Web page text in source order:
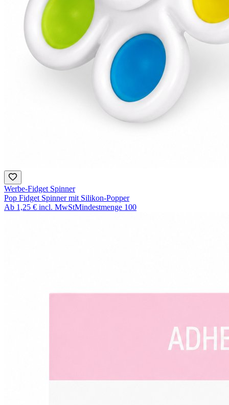
Werbe-Fidget Spinner
Pop Fidget Spinner mit Silikon-Popper
Ab 1,25 € incl. MwStMindestmenge 100